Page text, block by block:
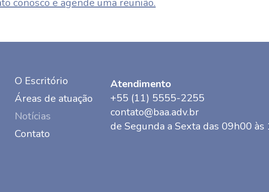
conosco e agende uma reunião.
O Escritório
Áreas de atuação
Notícias
Contato
Atendimento
+55 (11) 5555-2255
contato@baa.adv.br
de Segunda a Sexta das 09h00 às